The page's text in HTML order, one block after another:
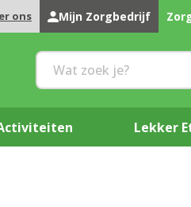
ons Mijn Zorgbedrijf
Lekker